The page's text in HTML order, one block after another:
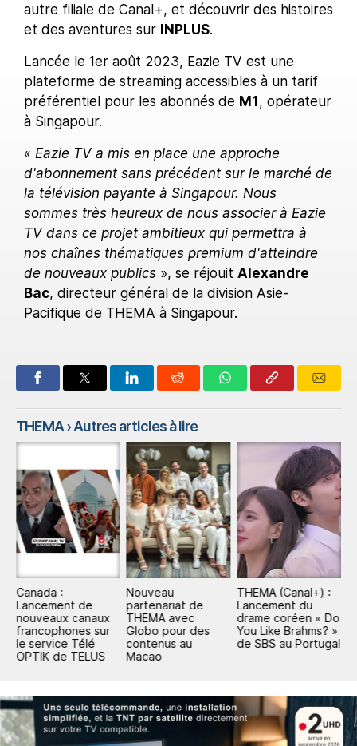
autre filiale de Canal+, et découvrir des histoires
et des aventures sur INPLUS.
Lancée le 1er août 2023, Eazie TV est une
plateforme de streaming accessibles à un tarif
préférentiel pour les abonnés de M1, opérateur
à Singapour.
« Eazie TV a mis en place une approche
d'abonnement sans précédent sur le marché de
la télévision payante à Singapour. Nous
sommes très heureux de nous associer à Eazie
TV dans ce projet ambitieux qui permettra à
nos chaînes thématiques premium d'atteindre
de nouveaux publics », se réjouit Alexandre
Bac, directeur général de la division Asie-
Pacifique de THEMA à Singapour.
THEMA› Autres articles à lire
Canada :
Lancement de
nouveaux canaux
francophones sur
le service Télé
OPTIK de TELUS
Nouveau
partenariat de
THEMA avec
Globo pour des
contenus au
Macao
THEMA (Canal+) :
Lancement du
drame coréen « Do
You Like Brahms? »
de SBS au Portugal